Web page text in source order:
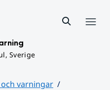
Sverige
varningar